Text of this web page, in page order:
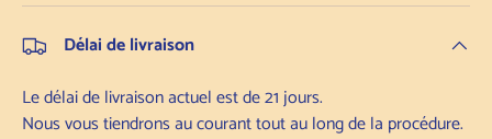
Délai de livraison
Le délai de livraison actuel est de 21 jours.
Nous vous tiendrons au courant tout au long de la procédure.